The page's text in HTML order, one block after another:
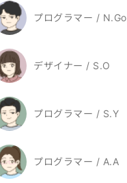
プログラマー / N.Go
デザイナー / S.O
プログラマー / S.Y
プログラマー / A.A